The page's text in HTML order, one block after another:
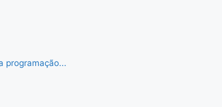
programação...